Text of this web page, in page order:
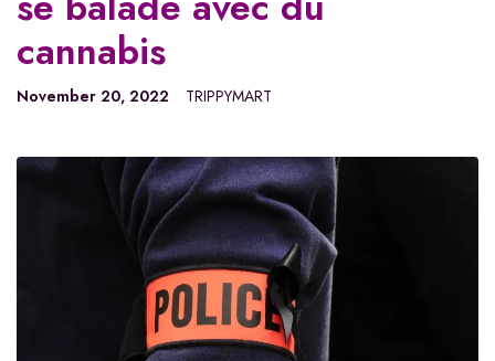
cannabis
November 20, 2022 TRIPPYMART